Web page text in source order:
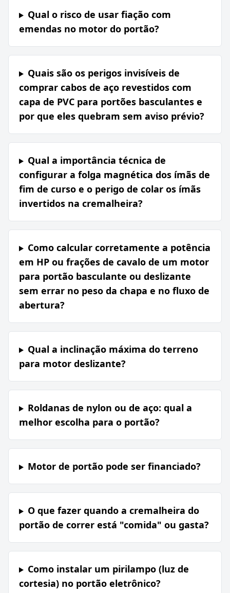
Qual o risco de usar fiação com
emendas no motor do portão?
Quais são os perigos invisíveis de
comprar cabos de aço revestidos com
capa de PVC para portões basculantes e
por que eles quebram sem aviso prévio?
Qual a importância técnica de
configurar a folga magnética dos ímãs de
fim de curso e o perigo de colar os ímãs
invertidos na cremalheira?
Como calcular corretamente a potência
em HP ou frações de cavalo de um motor
para portão basculante ou deslizante
sem errar no peso da chapa e no fluxo de
abertura?
Qual a inclinação máxima do terreno
para motor deslizante?
Roldanas de nylon ou de aço: qual a
melhor escolha para o portão?
Motor de portão pode ser financiado?
O que fazer quando a cremalheira do
portão de correr está "comida" ou gasta?
Como instalar um pirilampo (luz de
cortesia) no portão eletrônico?